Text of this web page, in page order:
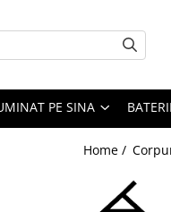
PE SINA
Home /